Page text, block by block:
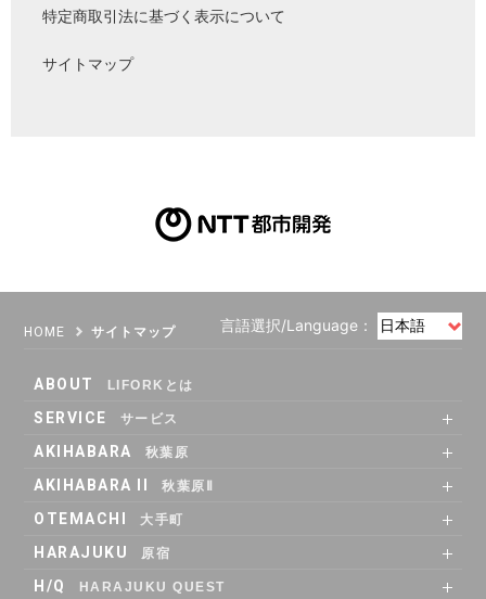
特定商取引法に基づく表示について
サイトマップ
HOME サイトマップ 言語選択/Language：
ABOUT LIFORKとは
SERVICE サービス
AKIHABARA 秋葉原
AKIHABARA II 秋葉原Ⅱ
OTEMACHI 大手町
HARAJUKU 原宿
H/Q HARAJUKU QUEST